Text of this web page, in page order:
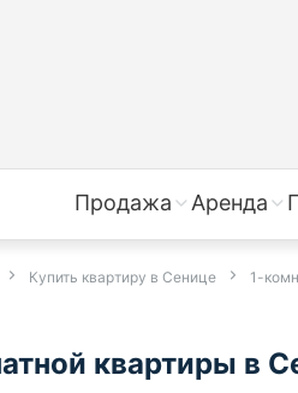
Продажа Аренда
Купить квартиру в Сенице 1-
квартиры в